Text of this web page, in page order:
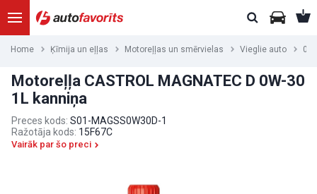
Home Ķīmija un eļļas Motoreļļas un smērvielas Vieglie auto
Motoreļļa CASTROL MAGNATEC D 0W-30
1L kanniņa
Preces kods: S01-MAGSS0W30D-1
Ražotāja kods: 15F67C
Vairāk par šo preci